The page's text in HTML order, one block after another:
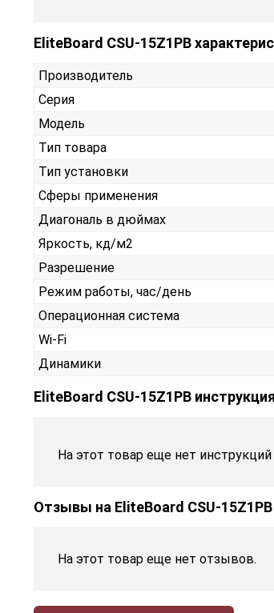
EliteBoard CSU-15Z1PB
Производитель
Серия
Модель
Тип товара
Тип установки
Сферы применения
Диагональ в дюймах
Яркость, кд/м2
Разрешение
Режим работы, час/день
Операционная система
Wi-Fi
Динамики
EliteBoard CSU-15Z1PB
На этот товар еще нет инструкций
Отзывы на EliteBoard CSU-15Z1PB
На этот товар еще нет отзывов.